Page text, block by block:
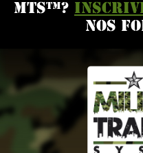
MTS™?
NOS